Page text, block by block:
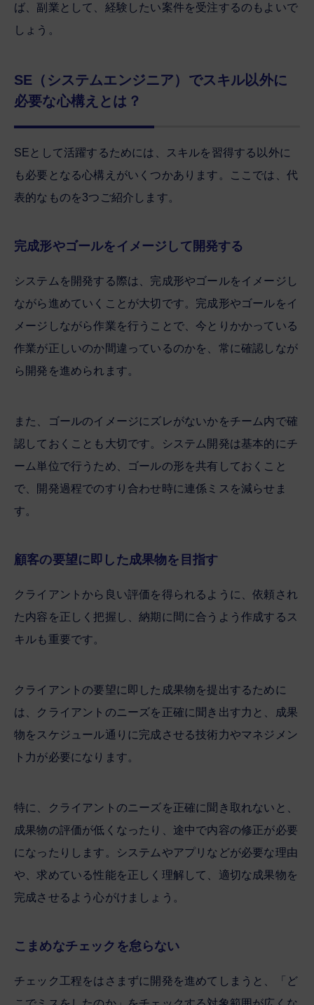
ば、副業として、経験したい案件を受注するのもよいで
しょう。
SE（システムエンジニア）でスキル以外に
必要な心構えとは？
SEとして活躍するためには、スキルを習得する以外に
も必要となる心構えがいくつかあります。ここでは、代
表的なものを3つご紹介します。
完成形やゴールをイメージして開発する
システムを開発する際は、完成形やゴールをイメージし
ながら進めていくことが大切です。完成形やゴールをイ
メージしながら作業を行うことで、今とりかかっている
作業が正しいのか間違っているのかを、常に確認しなが
ら開発を進められます。
また、ゴールのイメージにズレがないかをチーム内で確
認しておくことも大切です。システム開発は基本的にチ
ーム単位で行うため、ゴールの形を共有しておくこと
で、開発過程でのすり合わせ時に連係ミスを減らせま
す。
顧客の要望に即した成果物を目指す
クライアントから良い評価を得られるように、依頼され
た内容を正しく把握し、納期に間に合うよう作成するス
キルも重要です。
クライアントの要望に即した成果物を提出するために
は、クライアントのニーズを正確に聞き出す力と、成果
物をスケジュール通りに完成させる技術力やマネジメン
ト力が必要になります。
特に、クライアントのニーズを正確に聞き取れないと、
成果物の評価が低くなったり、途中で内容の修正が必要
になったりします。システムやアプリなどが必要な理由
や、求めている性能を正しく理解して、適切な成果物を
完成させるよう心がけましょう。
こまめなチェックを怠らない
チェック工程をはさまずに開発を進めてしまうと、「ど